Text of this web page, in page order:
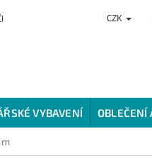
CZK
VYBAVENÍ OBLEČENÍ